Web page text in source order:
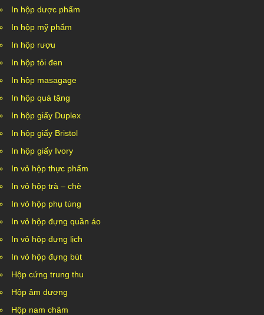
In hộp dược phẩm
In hộp mỹ phẩm
In hộp rượu
In hộp tỏi đen
In hộp masagage
In hộp quà tặng
In hộp giấy Duplex
In hộp giấy Bristol
In hộp giấy Ivory
In vỏ hộp thực phẩm
In vỏ hộp trà – chè
In vỏ hộp phụ tùng
In vỏ hộp đựng quần áo
In vỏ hộp đựng lịch
In vỏ hộp đựng bút
Hộp cứng trung thu
Hộp âm dương
Hộp nam châm